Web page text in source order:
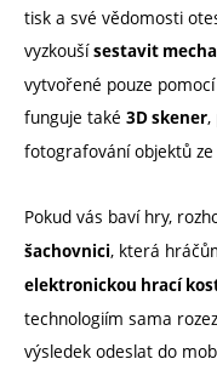
tisk a své vědomosti
vyzkoušísestavit
vytvořené pouze
funguje také 3D skener,
fotografování objektů
Pokud vás baví hry,
šachovnici, která
elektronickou hrací
technologiím sama
výsledek odeslat do